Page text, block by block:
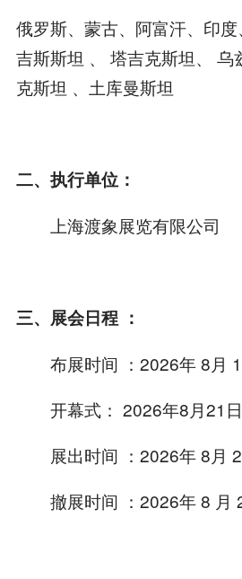
俄罗斯、蒙古、阿富汗、印
吉斯斯坦 、 塔吉克斯坦、 乌
克斯坦 、土库曼斯坦
二、执行单位：
上海渡象展览有限公司
三、展会日程 ：
布展时间 ：2026年 8月
开幕式： 2026年8月21日
展出时间 ：2026年 8月
撤展时间 ：2026年 8 月